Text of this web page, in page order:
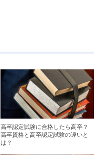
高卒認定試験に合格したら高卒？
高卒資格と高卒認定試験の違いと
は？